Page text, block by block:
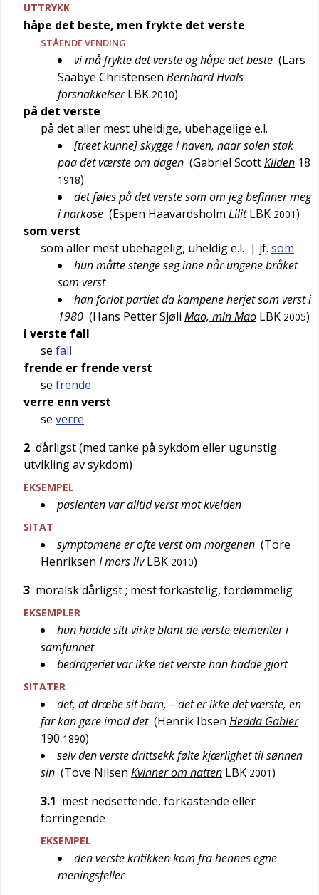
UTTRYKK
håpe det beste, men frykte det verste
STÅENDE VENDING
vi må frykte det verste og håpe det beste (Lars
Saabye Christensen Bernhard Hvals
forsnakkelser LBK 2010)
på det verste
på det aller mest uheldige, ubehagelige e.l.
[treet kunne] skygge i haven, naar solen stak
paa det værste om dagen (Gabriel ScottKilden 18
1918)
det føles på det verste som om jeg befinner meg
i narkose (Espen Haavardsholm Lilit LBK 2001)
som verst
som aller mest ubehagelig, uheldig e.l. | jf. som
hun måtte stenge seg inne når ungene bråket
som verst
han forlot partiet da kampene herjet som verst i
1980 (Hans Petter Sjøli Mao, min Mao LBK 2005)
i verste fall
se fall
frende er frende verst
se frende
verre enn verst
se verre
2 dårligst (med tanke på sykdom eller ugunstig
utvikling av sykdom)
EKSEMPEL
pasienten var alltid verst mot kvelden
SITAT
symptomene er ofte verst om morgenen (Tore
Henriksen I mors liv LBK 2010)
3 moralsk dårligst; mest forkastelig, fordømmelig
EKSEMPLER
hun hadde sitt virke blant de verste elementer i
samfunnet
bedrageriet var ikke det verste han hadde gjort
SITATER
det, at dræbe sit barn, – det er ikke det værste, en
far kan gøre imod det (Henrik Ibsen Hedda Gabler
190 1890)
selv den verste drittsekk følte kjærlighet til sønnen
sin (Tove Nilsen Kvinner om natten LBK 2001)
3.1 mest nedsettende, forkastende eller
forringende
EKSEMPEL
den verste kritikken kom fra hennes egne
meningsfeller